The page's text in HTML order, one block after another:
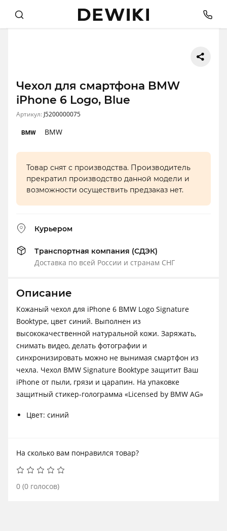
Чехол для смартфона BMW
iPhone 6 Logo, Blue
Артикул:J5200000075
BMW
Товар снят с производства. Производитель
прекратил производство данной модели и
возможности осуществить предзаказ нет.
Курьером
Транспортная компания (СДЭК)
Доставка по всей России и странам СНГ
Описание
Кожаный чехол для iPhone 6 BMW Logo Signature
Booktype, цвет синий. Выполнен из
высококачественной натуральной кожи. Заряжать,
снимать видео, делать фотографии и
синхронизировать можно не вынимая смартфон из
чехла. Чехол BMW Signature Booktype защитит Ваш
iPhone от пыли, грязи и царапин. На упаковке
защитный стикер-голограмма «Licensed by BMW AG»
Цвет: синий
На сколько вам понравился товар?
0 (0 голосов)